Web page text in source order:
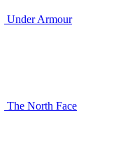
Under Armour
The North Face